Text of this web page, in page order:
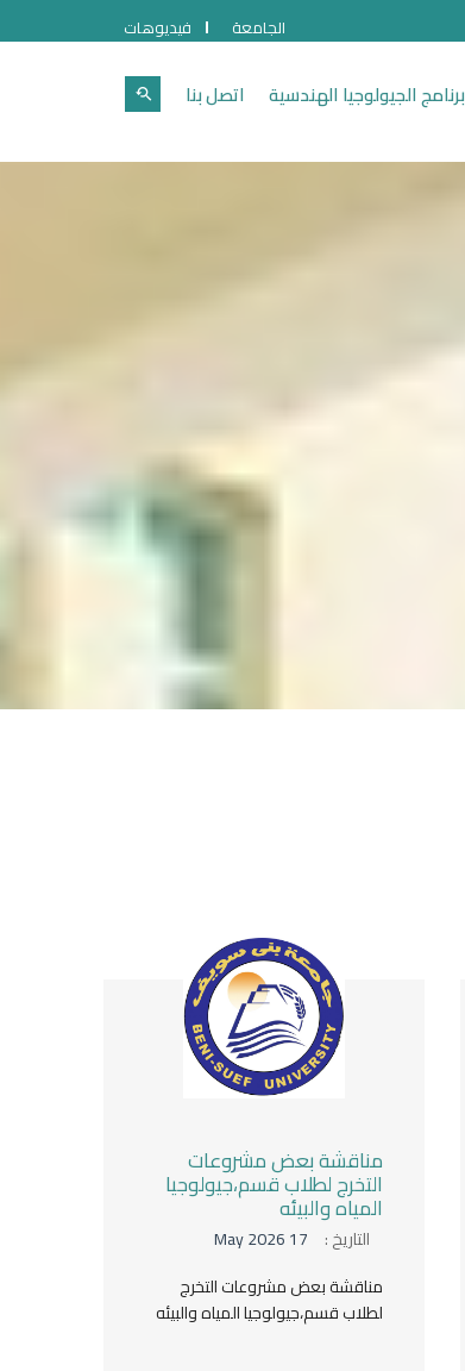
الجامعة فيديوهات
برنامج الجيولوجيا الهندسية اتصل بنا
مناقشة بعض مشروعات
التخرج لطلاب قسم،جيولوجيا
المياه والبيئه
التاريخ :
17 May 2026
مناقشة بعض مشروعات التخرج
لطلاب قسم،جيولوجيا المياه والبيئه